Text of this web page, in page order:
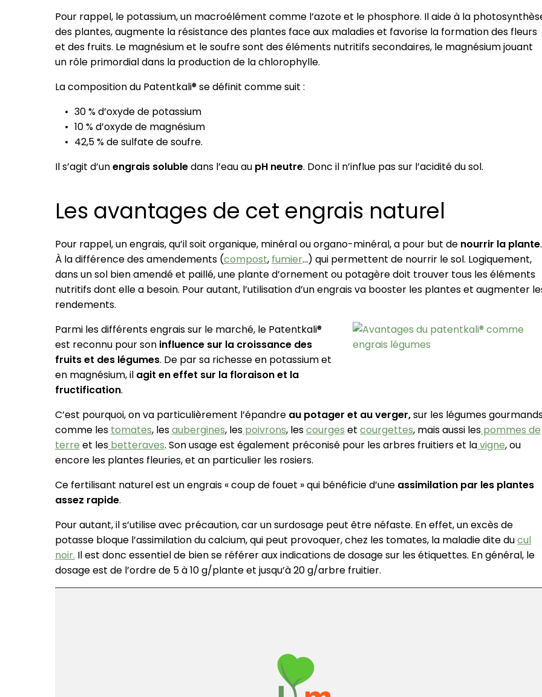
Pour rappel, le potassium, un macroélément comme l’azote et le phosphore. Il aide à la
des plantes, augmente la résistance des plantes face aux maladies et favorise la formation des fleurs
et des fruits. Le magnésium et le soufre sont des éléments nutritifs secondaires, le magnésium jouant
un rôle primordial dans la production de la chlorophylle.
La composition du Patentkali® se définit comme suit :
30 % d’oxyde de potassium
10 % d’oxyde de magnésium
42,5 % de sulfate de soufre.
Il s’agit d’unengrais solubledans l’eau au pH neutre. Donc il n’influe pas sur l’acidité du sol.
Les avantages de cet engrais naturel
Pour rappel, un engrais, qu’il soit organique, minéral ou organo-minéral, a pour but denourrir la plante.
À la différence des amendements (compost, fumier…) qui permettent de nourrir le sol. Logiquement,
dans un sol bien amendé et paillé, une plante d’ornement ou potagère doit trouver tous les éléments
nutritifs dont elle a besoin. Pour autant, l’utilisation d’un engrais va booster les plantes et augmenter
rendements.
Parmi les différents engrais sur le marché, le Patentkali®
est reconnu pour soninfluence sur la croissance des
fruits et des légumes. De par sa richesse en potassium et
en magnésium, il agit en effet sur la floraison et la
fructification.
C’est pourquoi, on va particulièrement l’épandre au potager et au verger,sur les légumes
comme les tomates, lesaubergines, lespoivrons, lescourges et courgettes, mais aussi lespommes de
terre et lesbetteraves. Son usage est également préconisé pour les arbres fruitiers et lavigne, ou
encore les plantes fleuries, et an particulier les rosiers.
Ce fertilisant naturel est un engrais « coup de fouet » qui bénéficie d’une assimilation par les plantes
assez rapide.
Pour autant, il s’utilise avec précaution, car un surdosage peut être néfaste. En effet, un excès de
potasse bloque l’assimilation du calcium, qui peut provoquer, chez les tomates, la maladie dite ducul
noir. Il est donc essentiel de bien se référer aux indications de dosage sur les étiquettes. En général, le
dosage est de l’ordre de 5 à 10 g/plante et jusqu’à 20 g/arbre fruitier.